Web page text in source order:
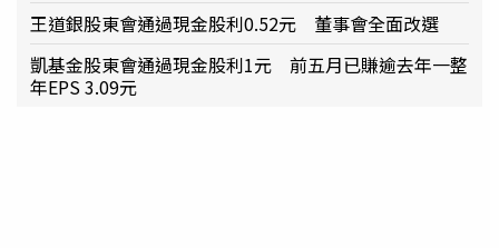
王道銀股東會通過現金股利0.52元 董事會全面改選
凱基金股東會通過現金股利1元 前五月已賺逾去年一整
年EPS 3.09元